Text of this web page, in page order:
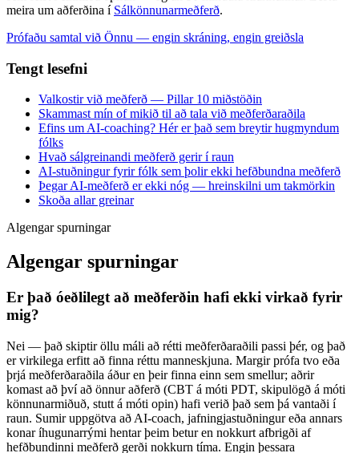
meira um aðferðina í Sálkönnunarmeðferð.
Prófaðu samtal við Önnu — engin skráning, engin greiðsla
Tengt lesefni
Valkostir við meðferð — Pillar 10 miðstöðin
Skammast mín of mikið til að tala við meðferðaraðila
Efins um AI-coaching? Hér er það sem breytir hugmyndum
fólks
Hvað sálgreinandi meðferð gerir í raun
AI-stuðningur fyrir fólk sem þolir ekki hefðbundna meðferð
Þegar AI-meðferð er ekki nóg — hreinskilni um takmörkin
Skoða allar greinar
Algengar spurningar
Algengar spurningar
Er það óeðlilegt að meðferðin hafi ekki virkað fyrir
mig?
Nei — það skiptir öllu máli að rétti meðferðaraðili passi þér, og það
er virkilega erfitt að finna réttu manneskjuna. Margir prófa tvo eða
þrjá meðferðaraðila áður en þeir finna einn sem smellur; aðrir
komast að því að önnur aðferð (CBT á móti PDT, skipulögð á móti
könnunarmiðuð, stutt á móti opin) hafi verið það sem þá vantaði í
raun. Sumir uppgötva að AI-coach, jafningjastuðningur eða annars
konar íhugunarrými hentar þeim betur en nokkurt afbrigði af
hefðbundinni meðferð gerði nokkurn tíma. Engin þessara